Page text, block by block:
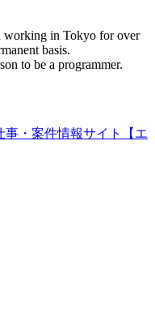
working in Tokyo for over
basis.
to be a programmer.
・案件情報サイト【エ